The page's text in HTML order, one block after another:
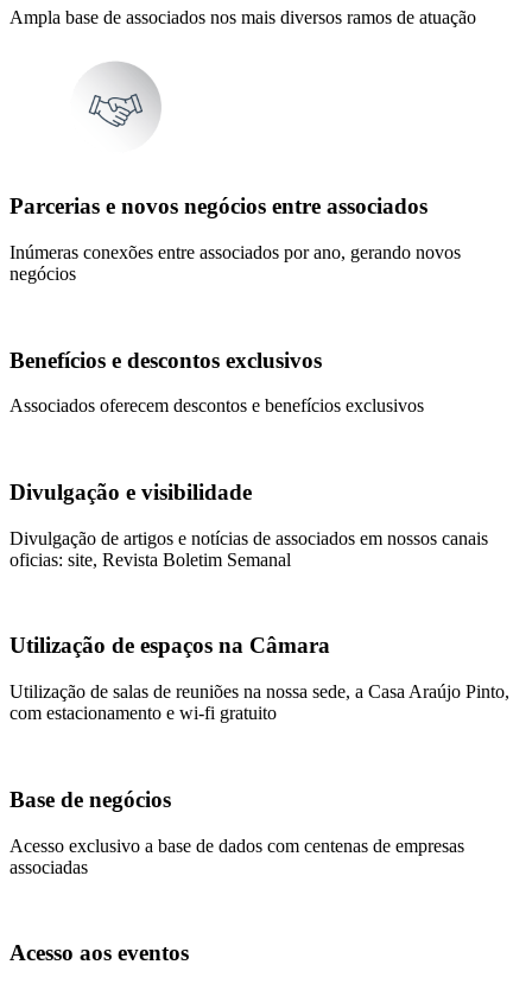
Ampla base de associados nos mais diversos ramos de atuação
Parcerias e novos negócios entre associados
Inúmeras conexões entre associados por ano, gerando novos
negócios
Benefícios e descontos exclusivos
Associados oferecem descontos e benefícios exclusivos
Divulgação e visibilidade
Divulgação de artigos e notícias de associados em nossos canais
oficias: site, Revista Boletim Semanal
Utilização de espaços na Câmara
Utilização de salas de reuniões na nossa sede, a Casa Araújo Pinto,
com estacionamento e wi-fi gratuito
Base de negócios
Acesso exclusivo a base de dados com centenas de empresas
associadas
Acesso aos eventos